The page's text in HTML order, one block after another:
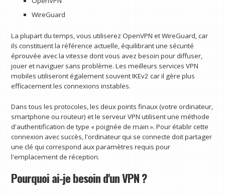
WireGuard
La plupart du temps, vous utiliserez OpenVPN et WireGuard, car
ils constituent la référence actuelle, équilibrant une sécurité
éprouvée avec la vitesse dont vous avez besoin pour diffuser,
jouer et naviguer sans problème. Les meilleurs services VPN
mobiles utiliseront également souvent IKEv2 car il gère plus
efficacement les connexions instables.
Dans tous les protocoles, les deux points finaux (votre ordinateur,
smartphone ou routeur) et le serveur VPN utilisent une méthode
d'authentification de type « poignée de main ». Pour établir cette
connexion avec succès, l'ordinateur qui se connecte doit partager
une clé qui correspond aux paramètres requis pour
l'emplacement de réception.
Pourquoi ai-je besoin d'un VPN ?